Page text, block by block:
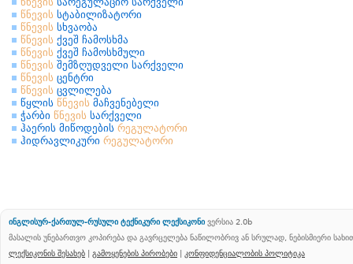
წნევის სტაბილიზატორი
წნევის სხვაობა
წნევის ქვეშ ჩამოსხმა
წნევის ქვეშ ჩამოსხმული
წნევის შემზღუდველი სარქველი
წნევის ცენტრი
წნევის ცვლილება
წყლის წნევის მაჩვენებელი
ჭარბი წნევის სარქველი
ჰაერის მიწოდების რეგულატორი
ჰიდრავლიკური რეგულატორი
ინგლისურ-ქართულ-რუსული ტექნიკური ლექსიკონი ვერსია 2.0b
მასალის უნებართვო კოპირება და გავრცელება ნაწილობრივ ან სრულად, ნებისმიერი
ლექსიკონის შესახებ | გამოყენების პირობები | კონფიდენციალობის პოლიტიკა